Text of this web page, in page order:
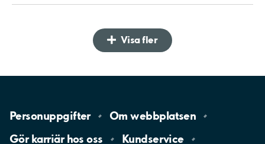
Visa fler
Personuppgifter Omwebbplatsen
Gör karriär hososs Kundservice